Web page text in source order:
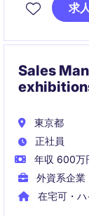
戦略立案か
求
Sales
東京都
正社員
年収 600万
外資系企業
在宅可・